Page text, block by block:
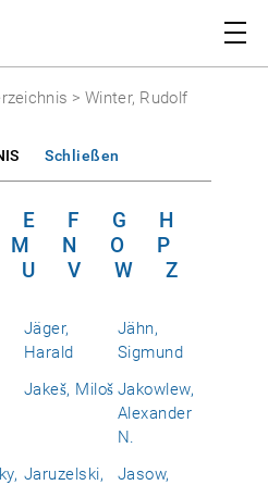
> Winter, Rudolf
Schließen
E F G
H
M N O
P
U V W Z
Jäger,
Harald
Jähn,
Sigmund
Jakeš, Miloš Jakowlew,
Alexander
N.
Jaruzelski,
Jasow,